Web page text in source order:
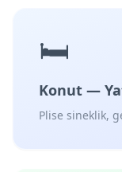
🛏️
Konut —
Plise sineklik,